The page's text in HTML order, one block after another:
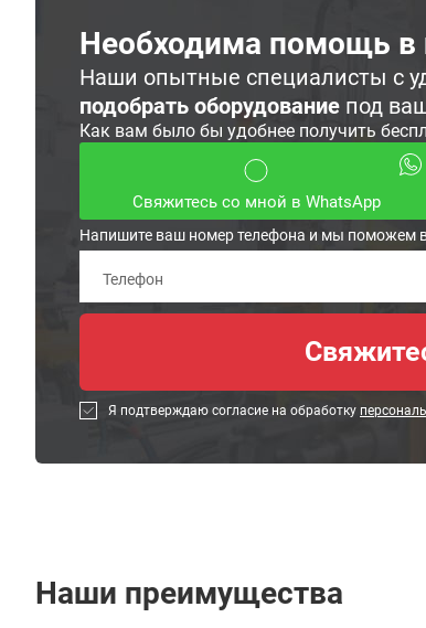
Необходима помощь в
Наши опытные специалисты с
подобрать оборудование под
Как вам было бы удобнее получить
Свяжитесь со мной в WhatsApp
Напишите ваш номер телефона и мы поможем
Я подтверждаю согласие на обработку
Наши преимущества